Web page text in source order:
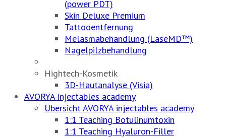
(power PDT)
Skin Deluxe Premium
Tattooentfernung
Melasmabehandlung (LaseMD™)
Nagelpilzbehandlung
Hightech-Kosmetik
3D-Hautanalyse (Visia)
AVORYA injectables academy
Übersicht AVORYA injectables academy
1:1 Teaching Botulinumtoxin
1:1 Teaching Hyaluron-Filler